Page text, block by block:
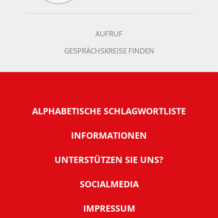
AUFRUF
GESPRÄCHSKREISE FINDEN
ALPHABETISCHE SCHLAGWORTLISTE
INFORMATIONEN
Warum NachDenkSeiten
Tipps zur Nutzung der NachDenkSeiten
Banner und E-Mail-Signaturen
UNTERSTÜTZEN SIE UNS?
Werden Sie Fördermitglied
SOCIALMEDIA
IMPRESSUM